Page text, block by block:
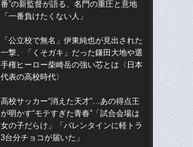
番”の新監督が語る、名門の重圧と意地
「一番負けたくない人」
「公立校で無名」伊東純也が見出された
一撃、「くそガキ」だった鎌田大地や選
手権ヒーロー柴崎岳の強い芯とは〈日本
代表の高校時代〉
高校サッカー“消えた天才”…あの得点王
が明かす“モテすぎた青春”「試合会場は
女の子だらけ」「バレンタインに軽トラ
3台分チョコが届いた」